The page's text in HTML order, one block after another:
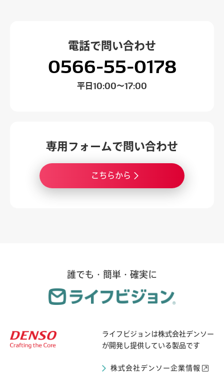
電話で 問い合わせ
0566-55-0178
平日 10:00～17:00
専用フォームで 問い合わせ
こちらから
誰でも・簡単・確実に
ライフビジョンは株式会社デンソー
が開発し提供している製品です
株式会社デンソー企業情報